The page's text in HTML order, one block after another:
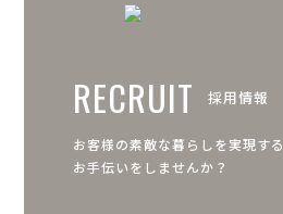
RECRUIT 採用情報
お客様の素敵な暮らしを実現する
お手伝いをしませんか？